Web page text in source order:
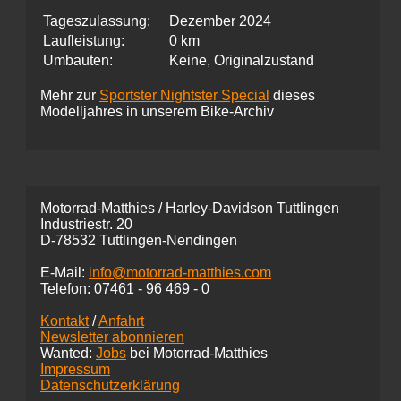
Tageszulassung:
Dezember 2024
Laufleistung:
0 km
Umbauten:
Keine, Originalzustand
Mehr zur Sportster Nightster Special dieses
Modelljahres in unserem Bike-Archiv
Motorrad-Matthies / Harley-Davidson Tuttlingen
Industriestr. 20
D-78532 Tuttlingen-Nendingen
E-Mail: info@motorrad-matthies.com
Telefon: 07461 - 96 469 - 0
Kontakt/Anfahrt
Newsletter abonnieren
Wanted: Jobs bei Motorrad-Matthies
Impressum
Datenschutzerklärung